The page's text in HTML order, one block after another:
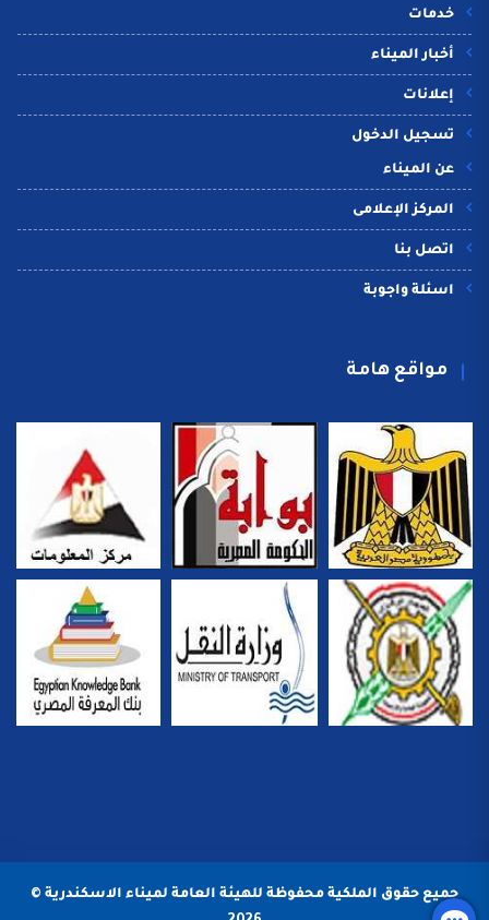
خدمات
أخبار الميناء
إعلانات
تسجيل الدخول
عن الميناء
المركز الإعلامى
اتصل بنا
اسئلة واجوبة
مواقع هامة
جميع حقوق الملكية محفوظة للهيئة العامة لميناء الاسكندرية ©